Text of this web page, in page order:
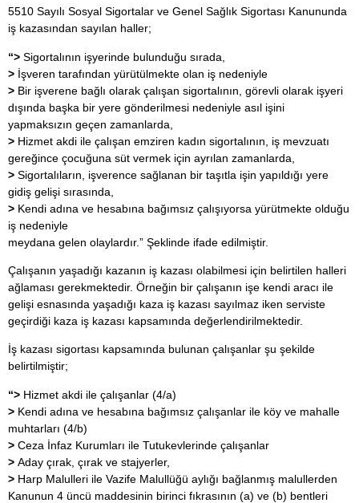
5510 Sayılı Sosyal Sigortalar ve Genel Sağlık Sigortası Kanununda
iş kazasından sayılan haller;
“> Sigortalının işyerinde bulunduğu sırada,
> İşveren tarafından yürütülmekte olan iş nedeniyle
> Bir işverene bağlı olarak çalışan sigortalının, görevli olarak işyeri
dışında başka bir yere gönderilmesi nedeniyle asıl işini
yapmaksızın geçen zamanlarda,
> Hizmet akdi ile çalışan emziren kadın sigortalının, iş mevzuatı
gereğince çocuğuna süt vermek için ayrılan zamanlarda,
> Sigortalıların, işverence sağlanan bir taşıtla işin yapıldığı yere
gidiş gelişi sırasında,
> Kendi adına ve hesabına bağımsız çalışıyorsa yürütmekte olduğu
iş nedeniyle
meydana gelen olaylardır.” Şeklinde ifade edilmiştir.
Çalışanın yaşadığı kazanın iş kazası olabilmesi için belirtilen halleri
ağlaması gerekmektedir. Örneğin bir çalışanın işe kendi aracı ile
gelişi esnasında yaşadığı kaza iş kazası sayılmaz iken serviste
geçirdiği kaza iş kazası kapsamında değerlendirilmektedir.
İş kazası sigortası kapsamında bulunan çalışanlar şu şekilde
belirtilmiştir;
“> Hizmet akdi ile çalışanlar (4/a)
> Kendi adına ve hesabına bağımsız çalışanlar ile köy ve mahalle
muhtarları (4/b)
> Ceza İnfaz Kurumları ile Tutukevlerinde çalışanlar
> Aday çırak, çırak ve stajyerler,
> Harp Malulleri ile Vazife Malullüğü aylığı bağlanmış malullerden
Kanunun 4 üncü maddesinin birinci fıkrasının (a) ve (b) bentleri